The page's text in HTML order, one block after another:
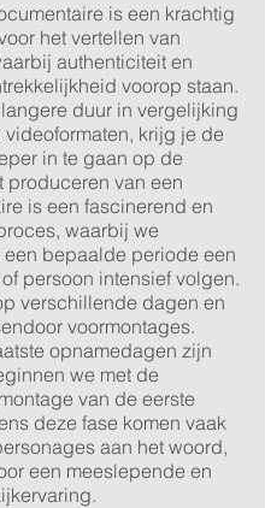
is een krachtig
het vertellen van
authenticiteit en
voorop staan.
duur in vergelijking
videoformaten, krijg je de
in te gaan op de
produceren van een
is een fascinerend en
waarbij we
bepaalde periode een
persoon intensief volgen.
verschillende dagen en
voormontages.
opnamedagen zijn
we met de
van de eerste
deze fase komen vaak
aan het woord,
een meeslepende en